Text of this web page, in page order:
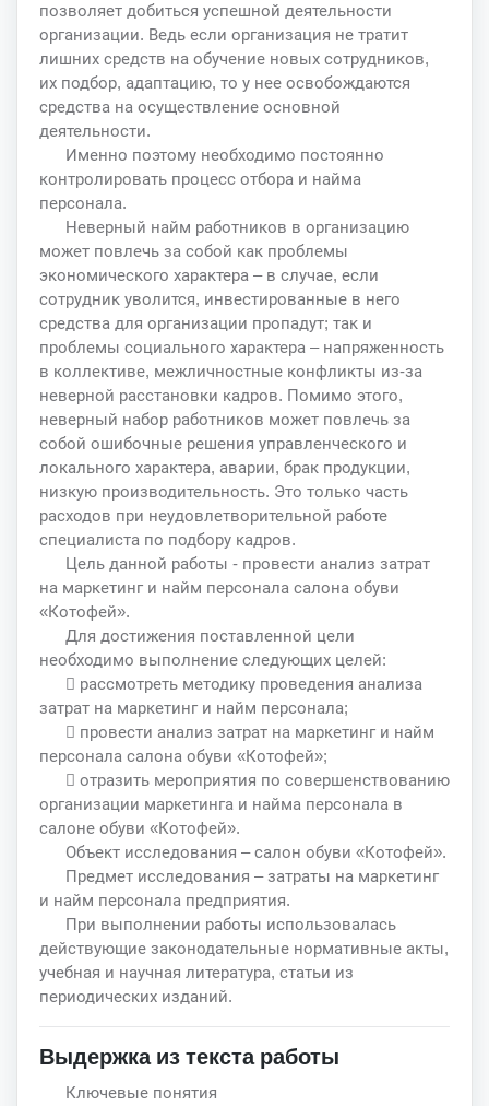
позволяет добиться успешной деятельности
организации. Ведь если организация не тратит
лишних средств на обучение новых сотрудников,
их подбор, адаптацию, то у нее освобождаются
средства на осуществление основной
деятельности.
Именно поэтому необходимо постоянно
контролировать процесс отбора и найма
персонала.
Неверный найм работников в организацию
может повлечь за собой как проблемы
экономического характера – в случае, если
сотрудник уволится, инвестированные в него
средства для организации пропадут; так и
проблемы социального характера – напряженность
в коллективе, межличностные конфликты из-за
неверной расстановки кадров. Помимо этого,
неверный набор работников может повлечь за
собой ошибочные решения управленческого и
локального характера, аварии, брак продукции,
низкую производительность. Это только часть
расходов при неудовлетворительной работе
специалиста по подбору кадров.
Цель данной работы - провести анализ затрат
на маркетинг и найм персонала салона обуви
«Котофей».
Для достижения поставленной цели
необходимо выполнение следующих целей:
 рассмотреть методику проведения анализа
затрат на маркетинг и найм персонала;
 провести анализ затрат на маркетинг и найм
персонала салона обуви «Котофей»;
 отразить мероприятия по совершенствованию
организации маркетинга и найма персонала в
салоне обуви «Котофей».
Объект исследования – салон обуви «Котофей».
Предмет исследования – затраты на маркетинг
и найм персонала предприятия.
При выполнении работы использовалась
действующие законодательные нормативные акты,
учебная и научная литература, статьи из
периодических изданий.
Выдержка из текста работы
Ключевые понятия